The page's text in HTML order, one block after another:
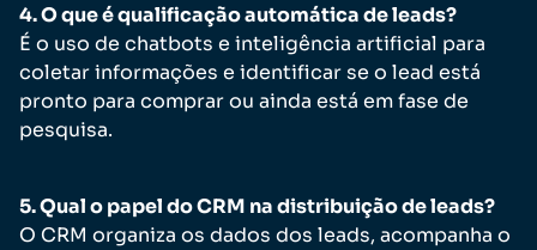
4. O que é qualificação automática de leads?
É o uso de chatbots e inteligência artificial para
coletar informações e identificar se o lead está
pronto para comprar ou ainda está em fase de
pesquisa.
5. Qual o papel do CRM na distribuição de leads?
O CRM organiza os dados dos leads, acompanha o